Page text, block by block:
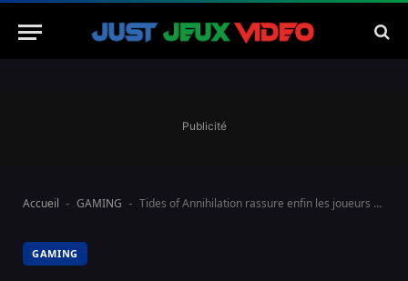
Publicité
Accueil - GAMING - Tides of Annihilation rassure enfin les joueurs et prépare des tests jouables mondiaux
GAMING